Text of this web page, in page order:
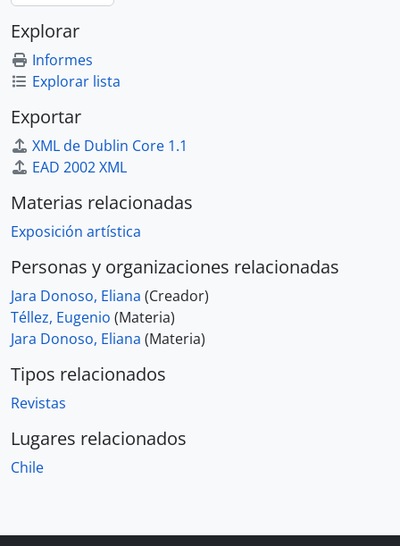
Explorar
Informes
Explorar lista
Exportar
XML de Dublin Core 1.1
EAD 2002 XML
Materias relacionadas
Exposición artística
Personas y organizaciones relacionadas
Jara Donoso, Eliana (Creador)
Téllez, Eugenio (Materia)
Jara Donoso, Eliana (Materia)
Tipos relacionados
Revistas
Lugares relacionados
Chile